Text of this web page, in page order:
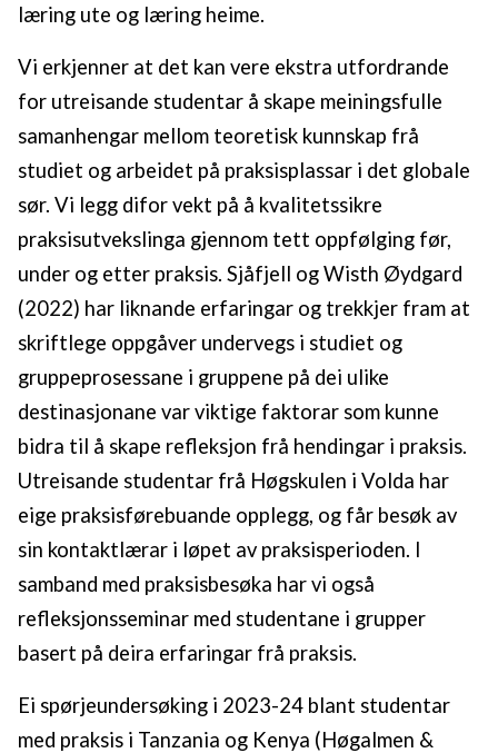
læring ute og læring heime.
Vi erkjenner at det kan vere ekstra utfordrande
for utreisande studentar å skape meiningsfulle
samanhengar mellom teoretisk kunnskap frå
studiet og arbeidet på praksisplassar i det globale
sør. Vi legg difor vekt på å kvalitetssikre
praksisutvekslinga gjennom tett oppfølging før,
under og etter praksis. Sjåfjell og Wisth Øydgard
(2022) har liknande erfaringar og trekkjer fram at
skriftlege oppgåver undervegs i studiet og
gruppeprosessane i gruppene på dei ulike
destinasjonane var viktige faktorar som kunne
bidra til å skape refleksjon frå hendingar i praksis.
Utreisande studentar frå Høgskulen i Volda har
eige praksisførebuande opplegg, og får besøk av
sin kontaktlærar i løpet av praksisperioden. I
samband med praksisbesøka har vi også
refleksjonsseminar med studentane i grupper
basert på deira erfaringar frå praksis.
Ei spørjeundersøking i 2023-24 blant studentar
med praksis i Tanzania og Kenya (Høgalmen &